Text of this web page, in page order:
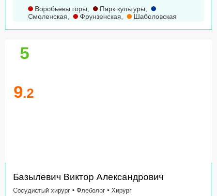
Воробьевы горы Парк культуры
Смоленская
Фрунзенская Шаболовская
5
9.2
Базылевич Виктор Александрович
Сосудистый хирург • Флеболог • Хирург